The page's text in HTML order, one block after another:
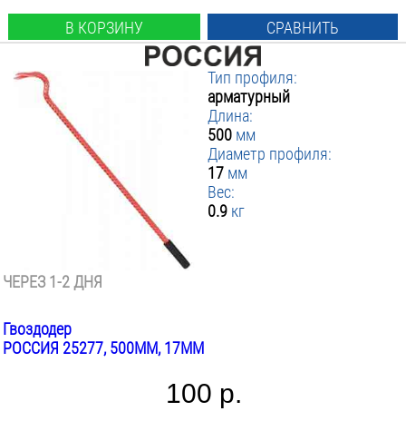
В КОРЗИНУ СРАВНИТЬ
Тип профиля:
арматурный
Длина:
500 мм
Диаметр профиля:
17 мм
Вес:
0.9 кг
ЧЕРЕЗ 1-2 ДНЯ
Гвоздодер
РОССИЯ 25277, 500ММ, 17ММ
100 р.